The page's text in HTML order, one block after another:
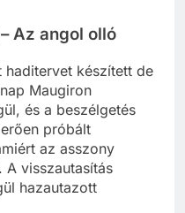
Az angol olló
készített de
Maugiron
és a beszélgetés
próbált
az asszony
visszautasítás
hazautazott